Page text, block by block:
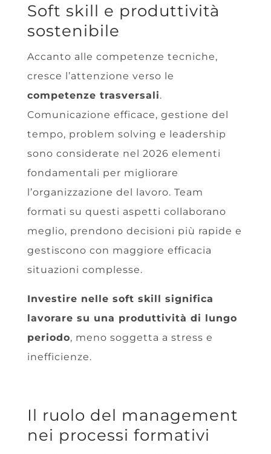
Soft skill e produttività
sostenibile
Accanto alle competenze tecniche,
cresce l’attenzione verso le
competenze trasversali.
Comunicazione efficace, gestione del
tempo, problem solving e leadership
sono considerate nel 2026 elementi
fondamentali per migliorare
l’organizzazione del lavoro. Team
formati su questi aspetti collaborano
meglio, prendono decisioni più rapide e
gestiscono con maggiore efficacia
situazioni complesse.
Investire nelle soft skill significa
lavorare su una produttività di lungo
periodo, meno soggetta a stress e
inefficienze.
Il ruolo del management
nei processi formativi